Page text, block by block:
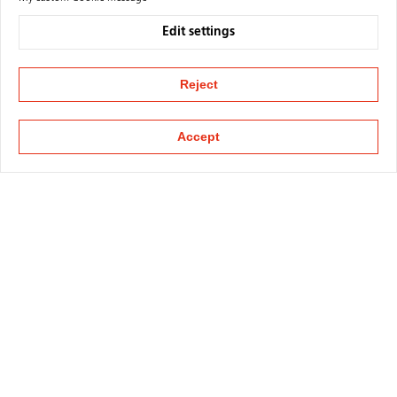
Edit settings
Reject
Accept